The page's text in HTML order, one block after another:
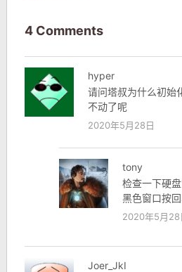
4 Comments
hyper
请问塔叔为什么初始
不动了呢
2020年5月28日
tony
检查一下硬
黑色窗口按回
2020年5月28
Joer_JkI